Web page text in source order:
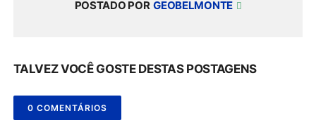
POSTADO POR GEOBELMONTE
TALVEZ VOCÊ GOSTE DESTAS POSTAGENS
0 COMENTÁRIOS